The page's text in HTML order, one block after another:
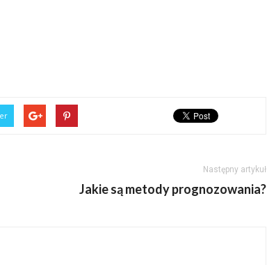
Następny artykuł
Jakie są metody prognozowania?